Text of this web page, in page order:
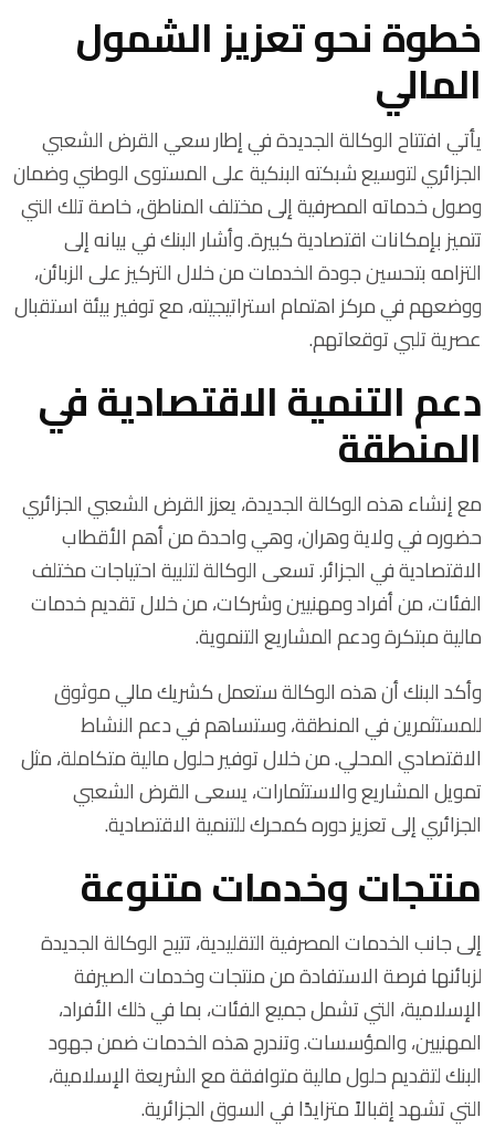
خطوة نحو تعزيز الشمول
المالي
يأتي افتتاح الوكالة الجديدة في إطار سعي القرض الشعبي
الجزائري لتوسيع شبكته البنكية على المستوى الوطني وضمان
وصول خدماته المصرفية إلى مختلف المناطق، خاصة تلك التي
تتميز بإمكانات اقتصادية كبيرة. وأشار البنك في بيانه إلى
التزامه بتحسين جودة الخدمات من خلال التركيز على الزبائن،
ووضعهم في مركز اهتمام استراتيجيته، مع توفير بيئة استقبال
عصرية تلبي توقعاتهم.
دعم التنمية الاقتصادية في
المنطقة
مع إنشاء هذه الوكالة الجديدة، يعزز القرض الشعبي الجزائري
حضوره في ولاية وهران، وهي واحدة من أهم الأقطاب
الاقتصادية في الجزائر. تسعى الوكالة لتلبية احتياجات مختلف
الفئات، من أفراد ومهنيين وشركات، من خلال تقديم خدمات
مالية مبتكرة ودعم المشاريع التنموية.
وأكد البنك أن هذه الوكالة ستعمل كشريك مالي موثوق
للمستثمرين في المنطقة، وستساهم في دعم النشاط
الاقتصادي المحلي. من خلال توفير حلول مالية متكاملة، مثل
تمويل المشاريع والاستثمارات، يسعى القرض الشعبي
الجزائري إلى تعزيز دوره كمحرك للتنمية الاقتصادية.
منتجات وخدمات متنوعة
إلى جانب الخدمات المصرفية التقليدية، تتيح الوكالة الجديدة
لزبائنها فرصة الاستفادة من منتجات وخدمات الصيرفة
الإسلامية، التي تشمل جميع الفئات، بما في ذلك الأفراد،
المهنيين، والمؤسسات. وتندرج هذه الخدمات ضمن جهود
البنك لتقديم حلول مالية متوافقة مع الشريعة الإسلامية،
التي تشهد إقبالاً متزايدًا في السوق الجزائرية.